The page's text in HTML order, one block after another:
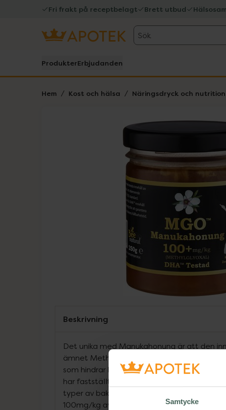
Samtycke
Fri frakt på receptbelagt Brett utbud
Sök
ProdukterErbjudanden
Hem Kost och hälsa Näringsdryck och nutrition
Beskrivning
Det unika med Manukahonung är att den
ämnet Methylglyoxal (MGO). Det är en
som hindrar bakterier från att fastna på
har fastställt att Manukahonung skyddar
typer av bakterier. Mgo® Manuka Honey
100mg/kg av Methylglyoxal.